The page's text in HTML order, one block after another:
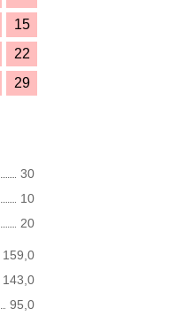
15
22
29
30
10
20
159,0
143,0
95,0